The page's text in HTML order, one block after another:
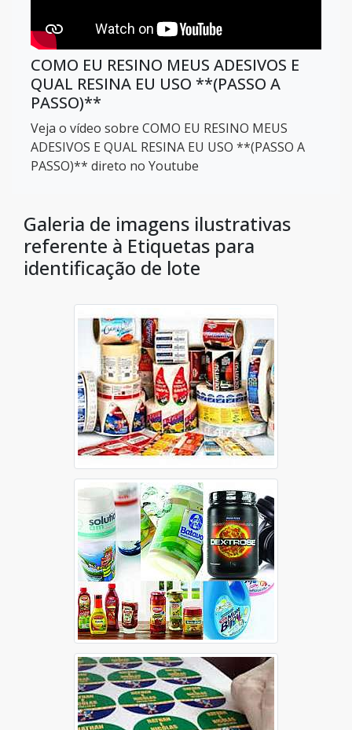
COMO EU RESINO MEUS ADESIVOS E
QUAL RESINA EU USO **(PASSO A
PASSO)**
Veja o vídeo sobre COMO EU RESINO MEUS
ADESIVOS E QUAL RESINA EU USO **(PASSO A
PASSO)** direto no Youtube
Galeria de imagens ilustrativas
referente à Etiquetas para
identificação de lote